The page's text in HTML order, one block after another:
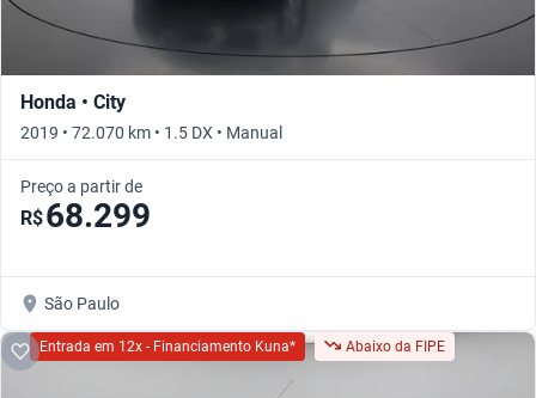
Honda • City
2019 • 72.070 km • 1.5 DX • Manual
Preço a partir de
R$68.299
São Paulo
Entrada em 12x - Financiamento Kuna* Abaixo da FIPE